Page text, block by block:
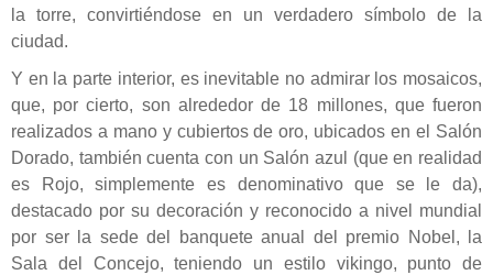
la torre, convirtiéndose en un verdadero símbolo de la
ciudad.
Y en la parte interior, es inevitable no admirar los mosaicos,
que, por cierto, son alrededor de 18 millones, que fueron
realizados a mano y cubiertos de oro, ubicados en el Salón
Dorado, también cuenta con un Salón azul (que en realidad
es Rojo, simplemente es denominativo que se le da),
destacado por su decoración y reconocido a nivel mundial
por ser la sede del banquete anual del premio Nobel, la
Sala del Concejo, teniendo un estilo vikingo, punto de